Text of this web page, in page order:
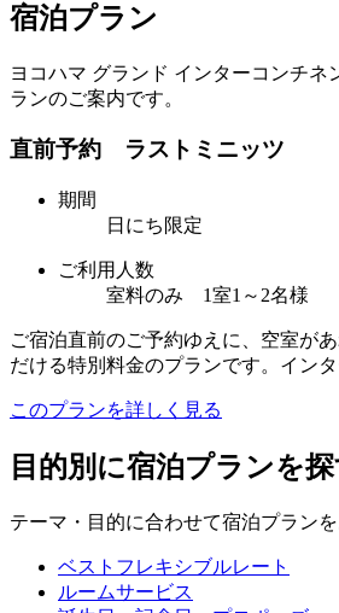
宿泊プラン
ヨコハマ グランド インターコンチネ
ランのご案内です。
直前予約 ラストミニッツ
期間
日にち限定
ご利用人数
室料のみ 1室1～2名様
ご宿泊直前のご予約ゆえに、空室が
だける特別料金のプランです。インタ
このプランを詳しく見る
目的別に宿泊プランを
テーマ・目的に合わせて宿泊プラン
ベストフレキシブルレート
ルームサービス